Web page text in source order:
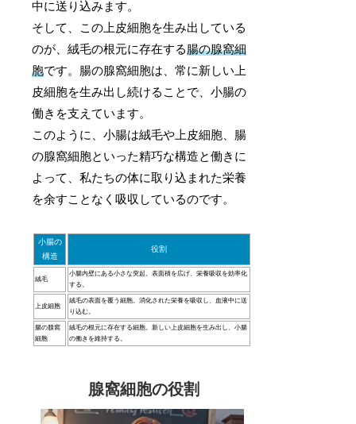
中に送り込みます。
そして、この上皮細胞を生み出している
のが、絨毛の根元に存在する腸の腺窩細
胞です。腸の腺窩細胞は、常に新しい上
皮細胞を生み出し続けることで、小腸の
働きを支えています。
このように、小腸は絨毛や上皮細胞、腸
の腺窩細胞といった精巧な構造と働きに
よって、私たちの体に取り込まれた栄養
を余すことなく吸収しているのです。
小腸の
構造
役割
絨毛
小腸内壁にある小さな突起。表面積を広げ、栄養吸収を効率化
する。
上皮細胞
絨毛の表面を覆う細胞。消化された栄養を吸収し、血液中に送
り込む。
腸の腺窩
細胞
絨毛の根元に存在する細胞。新しい上皮細胞を生み出し、小腸
の働きを維持する。
腺窩細胞の役割